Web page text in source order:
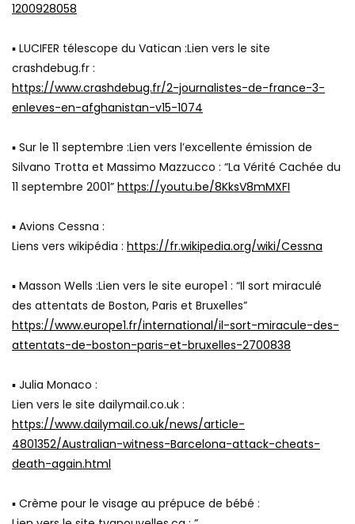
1200928058
▪ LUCIFER télescope du Vatican :Lien vers le site
crashdebug.fr :
https://www.crashdebug.fr/2-journalistes-de-france-3-
enleves-en-afghanistan-v15-1074
▪ Sur le 11 septembre :Lien vers l’excellente émission de
Silvano Trotta et Massimo Mazzucco : “La Vérité Cachée du
11 septembre 2001” https://youtu.be/8KksV8mMXFI
▪ Avions Cessna :
Liens vers wikipédia : https://fr.wikipedia.org/wiki/Cessna
▪ Masson Wells :Lien vers le site europe1 : “Il sort miraculé
des attentats de Boston, Paris et Bruxelles”
https://www.europe1.fr/international/il-sort-miracule-des-
attentats-de-boston-paris-et-bruxelles-2700838
▪ Julia Monaco :
Lien vers le site dailymail.co.uk :
https://www.dailymail.co.uk/news/article-
4801352/Australian-witness-Barcelona-attack-cheats-
death-again.html
▪ Crème pour le visage au prépuce de bébé :